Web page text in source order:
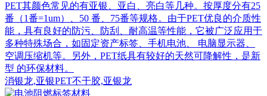
PET其颜色常见的有亚银、亚白、亮白等几种。按厚度分有25
番（1番=1um）、50 番、75番等规格。由于PET优良的介质性
能，具有良好的防污、防刮、耐高温等性能，它被广泛应用于
多种特殊场合，如固定资产标签、手机电池、 电脑显示器、
空调压缩机等。另外，PET纸具有较好的天然可降解性，是新
型 的环保材料。
消银龙,亚银PET不干胶,亚银龙